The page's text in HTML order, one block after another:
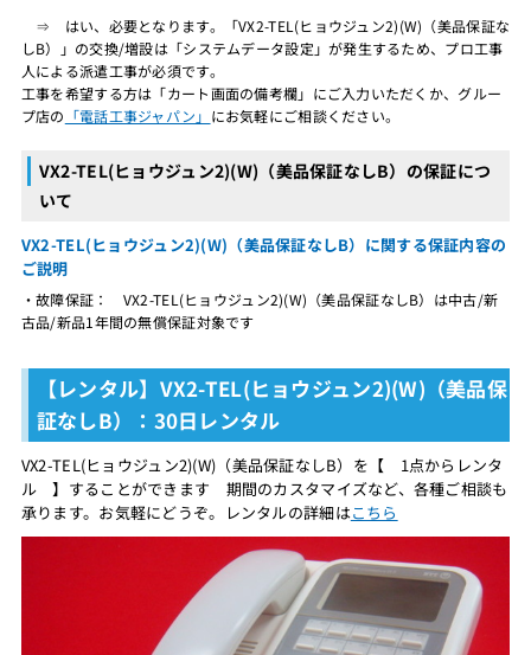
⇒ はい、必要となります。「VX2-TEL(ヒョウジュン2)(W)（美品保証な
しB）」の交換/増設は「システムデータ設定」が発生するため、プロ工事
人による派遣工事が必須です。
工事を希望する方は「カート画面の備考欄」にご入力いただくか、グルー
プ店の 「電話工事ジャパン」 にお気軽にご相談ください。
VX2-TEL(ヒョウジュン2)(W)（美品保証なしB）の保証につ
いて
VX2-TEL(ヒョウジュン2)(W)（美品保証なしB）に関する保証内容の
ご説明
・故障保証： VX2-TEL(ヒョウジュン2)(W)（美品保証なしB）は中古/新
古品/新品1年間の無償保証対象です
【レンタル】VX2-TEL(ヒョウジュン2)(W)（美品保
証なしB）：30日レンタル
VX2-TEL(ヒョウジュン2)(W)（美品保証なしB）を【 1点からレンタ
ル 】することができます 期間のカスタマイズなど、各種ご相談も
承ります。お気軽にどうぞ。レンタルの詳細はこちら